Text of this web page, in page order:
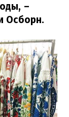
–
Осборн.